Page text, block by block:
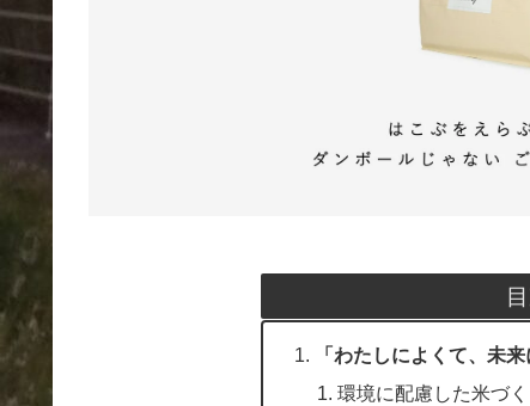
「わたしによくて、未
環境に配慮した米づ